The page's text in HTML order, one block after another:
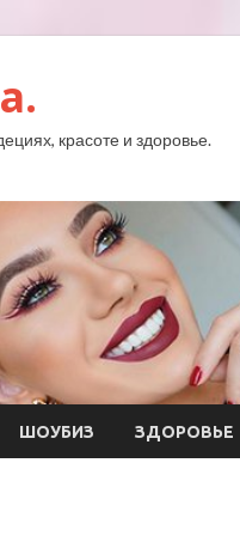
красоте и здоровье.
ШОУБИЗ ЗДОРОВЬЕ